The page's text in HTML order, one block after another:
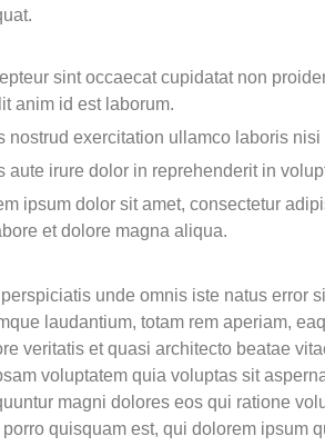
sint occaecat cupidatat non
anim id est laborum.
nostrud exercitation ullamco laboris
aute irure dolor in reprehenderit in
ipsum dolor sit amet, consectetur
et dolore magna aliqua.
unde omnis iste natus error
laudantium, totam rem aperiam,
veritatis et quasi architecto beatae
voluptatem quia voluptas sit
magni dolores eos qui ratione
porro quisquam est, qui dolorem ipsum